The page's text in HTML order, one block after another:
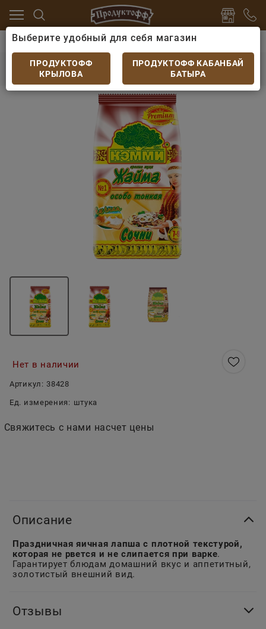
Макароны, паста
Лапша Кэмми Жайма
Лапша Кэмми Жайма сочни яичная Премиум
Нет в наличии
Артикул: 38428
Ед. измерения: штука
Свяжитесь с нами насчет цены
Описание
Праздничная яичная лапша с плотной текстурой,
которая не рвется и не слипается при варке.
Гарантирует блюдам домашний вкус и аппетитный,
золотистый внешний вид.
Отзывы
Выберите удобный для себя магазин
ПРОДУКТОФФ
КРЫЛОВА
ПРОДУКТОФФ КАБАНБАЙ
БАТЫРА